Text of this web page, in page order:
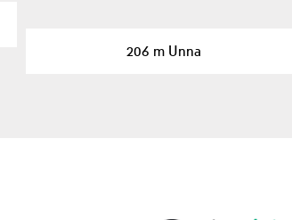
206 m Unna